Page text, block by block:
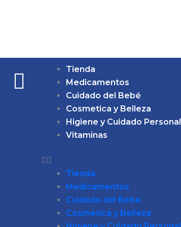
Tienda
Medicamentos
Cuidado del Bebé
Cosmetica y Belleza
Higiene y Cuidado Personal
Vitaminas
Tienda
Medicamentos
Cuidado del Bebé
Cosmetica y Belleza